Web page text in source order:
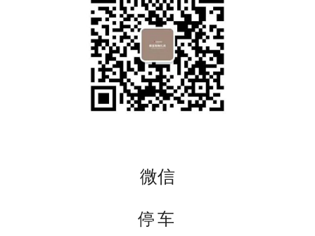
微信
停车